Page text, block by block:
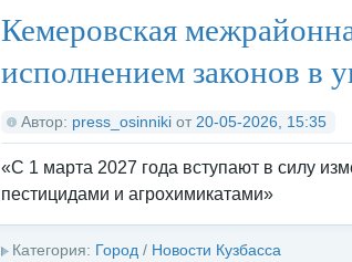
Кемеровская
исполнением законов в
Автор: press_osinniki от 20-05-2026, 15:35
«С 1 марта 2027 года вступают в силу
пестицидами и агрохимикатами»
Категория: Город / Новости Кузбасса